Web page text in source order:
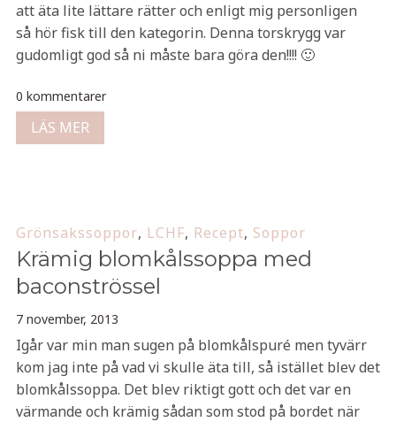
att äta lite lättare rätter och enligt mig personligen
så hör fisk till den kategorin. Denna torskrygg var
gudomligt god så ni måste bara göra den!!!! 🙂
0 kommentarer
LÄS MER
Grönsakssoppor, LCHF, Recept, Soppor
Krämig blomkålssoppa med
baconströssel
7 november, 2013
Igår var min man sugen på blomkålspuré men tyvärr
kom jag inte på vad vi skulle äta till, så istället blev det
blomkålssoppa. Det blev riktigt gott och det var en
värmande och krämig sådan som stod på bordet när